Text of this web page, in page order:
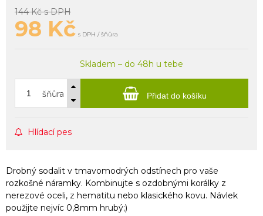
144 Kčs DPH
98 Kč s DPH / šňůra
Skladem – do 48h u tebe
šňůra Přidat do košíku
Hlídací pes
Drobný sodalit v tmavomodrých odstínech pro vaše
rozkošné náramky. Kombinujte s ozdobnými korálky z
nerezové oceli, z hematitu nebo klasického kovu. Návlek
použijte nejvíc 0,8mm hrubý;)